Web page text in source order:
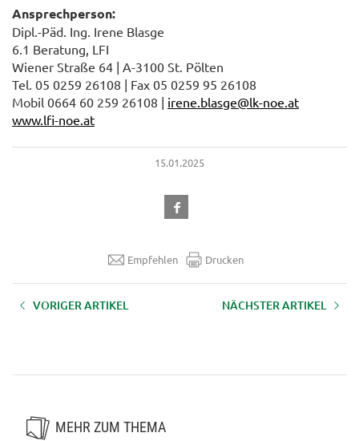
Ansprechperson:
Dipl.-Päd. Ing. Irene Blasge
6.1 Beratung, LFI
Wiener Straße 64 | A-3100 St. Pölten
Tel. 05 0259 26108 | Fax 05 0259 95 26108
Mobil 0664 60 259 26108 | irene.blasge@lk-noe.at
www.lfi-noe.at
15.01.2025
Empfehlen Drucken
VORIGER ARTIKEL NÄCHSTER ARTIKEL
MEHR ZUM THEMA